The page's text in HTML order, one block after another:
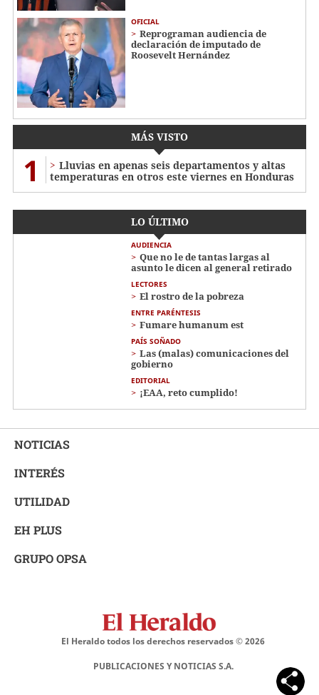
OFICIAL
Reprograman audiencia de
declaración de imputado de
Roosevelt Hernández
MÁS VISTO
1
Lluvias en apenas seis departamentos y altas
temperaturas en otros este viernes en Honduras
LO ÚLTIMO
AUDIENCIA
Que no le de tantas largas al
asunto le dicen al general retirado
LECTORES
El rostro de la pobreza
ENTRE PARÉNTESIS
Fumare humanum est
PAÍS SOÑADO
Las (malas) comunicaciones del
gobierno
EDITORIAL
¡EAA, reto cumplido!
NOTICIAS
INTERÉS
UTILIDAD
EH PLUS
GRUPO OPSA
El Heraldo todos los derechos reservados ©2026
PUBLICACIONES Y NOTICIAS S.A.